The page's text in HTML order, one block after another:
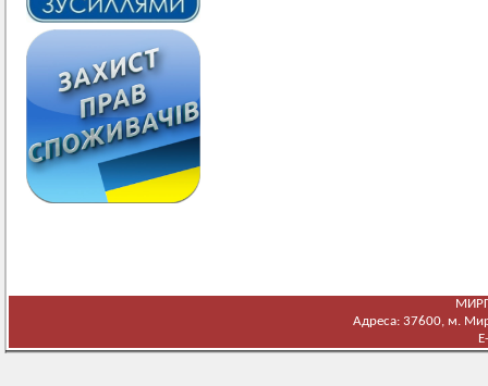
Адреса: 37600, м.